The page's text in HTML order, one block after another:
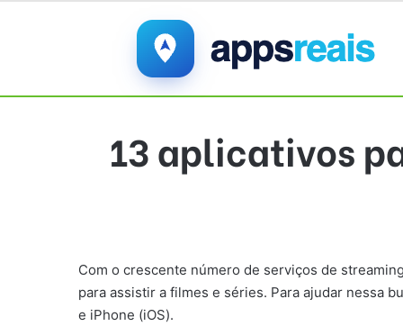
13 aplicativos
Com o crescente número de serviços de
para assistir a filmes e séries. Para ajudar nessa
e iPhone (iOS).